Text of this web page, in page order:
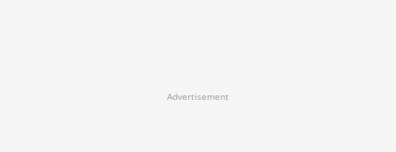
Advertisement